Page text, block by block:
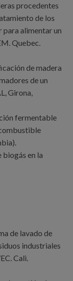
procedentes
de los
para alimentar un
Quebec.
de madera
de un
Girona,
fermentable
en la
de lavado de
industriales
Cali.